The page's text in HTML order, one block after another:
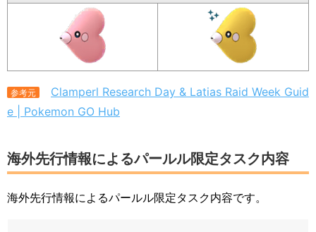
参考元
Clamperl Research Day & Latias Raid Week Guid
e | Pokemon GO Hub
海外先行情報によるパールル限定タスク内容
海外先行情報によるパールル限定タスク内容です。